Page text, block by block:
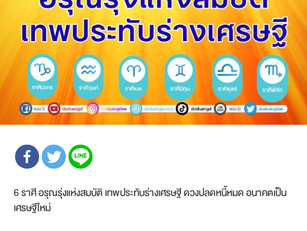
6 ราศี อรุณรุ่งแห่งสมบัติ เทพประทับร่างเศรษฐี ดวงปลดหนี้หมด อนาคตเป็น
เศรษฐีใหม่